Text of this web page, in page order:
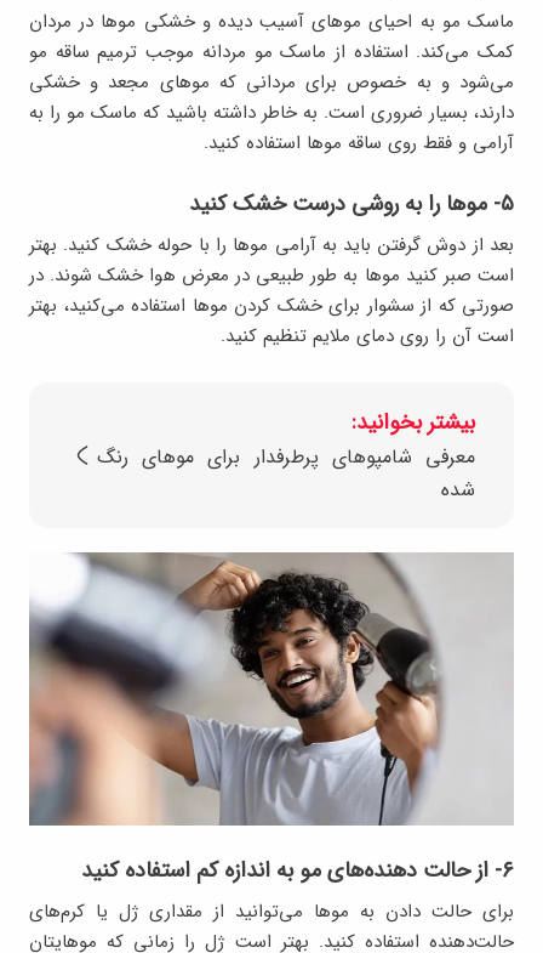
ماسک مو به احیای موهای آسیب دیده و خشکی موها در مردان
کمک می‌کند. استفاده از ماسک مو مردانه موجب ترمیم ساقه مو
می‌شود و به خصوص برای مردانی که موهای مجعد و خشکی
دارند، بسیار ضروری است. به خاطر داشته باشید که ماسک مو را به
آرامی و فقط روی ساقه موها استفاده کنید.
۵- موها را به روشی درست خشک کنید
بعد از دوش گرفتن باید به آرامی موها را با حوله خشک کنید. بهتر
است صبر کنید موها به طور طبیعی در معرض هوا خشک شوند. در
صورتی که از سشوار برای خشک کردن موها استفاده می‌کنید، بهتر
است آن را روی دمای ملایم تنظیم کنید.
بیشتر بخوانید:
معرفی شامپوهای پرطرفدار برای موهای رنگ
شده
۶- از حالت‌ دهنده‌های مو به اندازه کم استفاده کنید
برای حالت دادن به موها می‌توانید از مقداری ژل یا کرم‌های
حالت‌دهنده استفاده کنید. بهتر است ژل را زمانی که موهایتان